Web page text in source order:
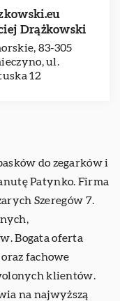
Drążkowski
83-305
ul.
12
do zegarków i
Patynko. Firma
Szeregów 7.
Bogata oferta
fachowe
klientów.
na najwyższą